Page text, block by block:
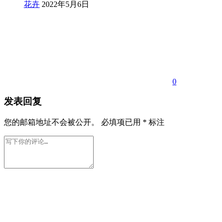
花卉 2022年5月6日
0
发表回复
您的邮箱地址不会被公开。 必填项已用 * 标注